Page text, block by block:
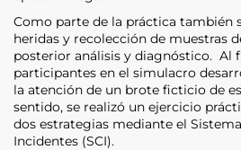
Como parte de la práctica también
heridas y recolección de muestras
posterior análisis y diagnóstico. Al
participantes en el simulacro
la atención de un brote ficticio de
sentido, se realizó un ejercicio
dos estrategias mediante el
Incidentes (SCI).